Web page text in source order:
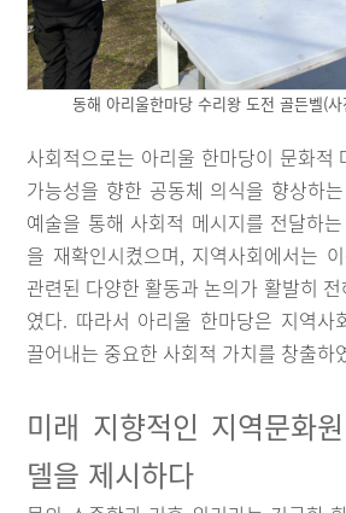
동해 아리울한마당 수리왕 도전 골든벨(
사회적으로는 아리울 한마당이 문화적
가능성을 향한 공동체 의식을 향상하
예술을 통해 사회적 메시지를 전달하
을 재확인시켰으며, 지역사회에서는
관련된 다양한 활동과 논의가 활발히
였다. 따라서 아리울 한마당은 지역사
끌어내는 중요한 사회적 가치를 창출하
미래 지향적인 지역문화
델을 제시하다